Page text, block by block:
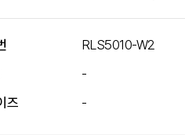
RLS5010-W2
-
즈
-